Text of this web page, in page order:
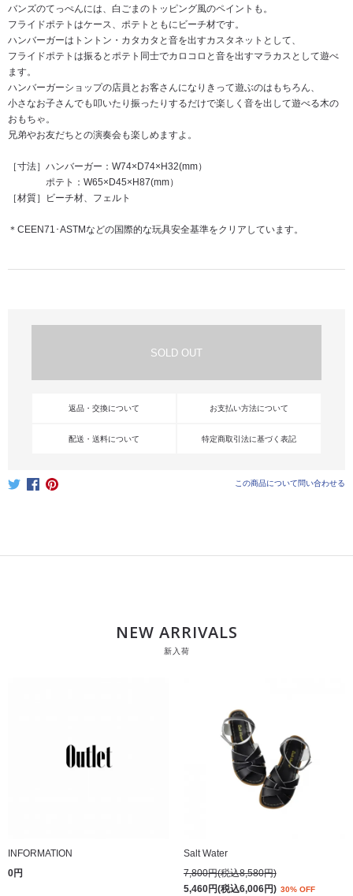
バンズのてっぺんには、白ごまのトッピング風のペイントも。
フライドポテトはケース、ポテトともにビーチ材です。
ハンバーガーはトントン・カタカタと音を出すカスタネットとして、
フライドポテトは振るとポテト同士でカロコロと音を出すマラカスとして遊べ
ます。
ハンバーガーショップの店員とお客さんになりきって遊ぶのはもちろん、
小さなお子さんでも叩いたり振ったりするだけで楽しく音を出して遊べる木の
おもちゃ。
兄弟やお友だちとの演奏会も楽しめますよ。
［寸法］ハンバーガー：W74×D74×H32(mm）
ポテト：W65×D45×H87(mm）
［材質］ビーチ材、フェルト
＊CEEN71･ASTMなどの国際的な玩具安全基準をクリアしています。
返品・交換について お支払い方法について
配送・送料について 特定商取引法に基づく表記
この商品について問い合わせる
NEW ARRIVALS
新入荷
INFORMATION
0円
Salt Water
7,800円(税込8,580円)
5,460円(税込6,006円) 30% OFF